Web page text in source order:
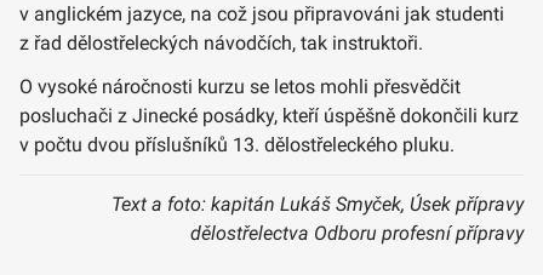
v anglickém jazyce, na což jsou připravováni jak studenti
z řad dělostřeleckých návodčích, tak instruktoři.
O vysoké náročnosti kurzu se letos mohli přesvědčit
posluchači z Jinecké posádky, kteří úspěšně dokončili kurz
v počtu dvou příslušníků 13. dělostřeleckého pluku.
Text a foto: kapitán Lukáš Smyček, Úsek přípravy
dělostřelectva Odboru profesní přípravy